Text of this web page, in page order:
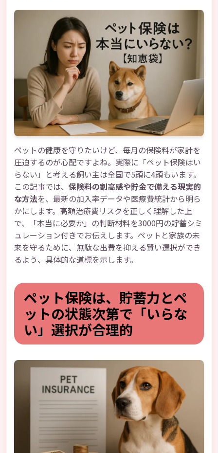
ペットの健康を守りたいけど、毎月の保険料が家計を
圧迫するのが心配ですよね。実際に「ペット保険はい
らない」と考える飼い主は全国で5頭に4頭もいます。
この記事では、 保険料の割高感や貯金で備える現実的
な方法を、最新の加入率データや医療費統計から明ら
かにします。高額治療費リスクを正しく理解した上
で、「本当に必要か」の判断材料を3000円の貯蓄シミ
ュレーション付きでお伝えします。ペットと家族の未
来を守るために、無駄な出費を抑える賢い選択ができ
るよう、具体的な道標を示します。
ペット保険は、貯蓄力とペ
ットの状態次第で「いらな
い」選択が合理的